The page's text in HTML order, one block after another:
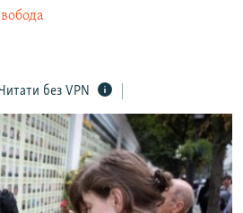
без VPN